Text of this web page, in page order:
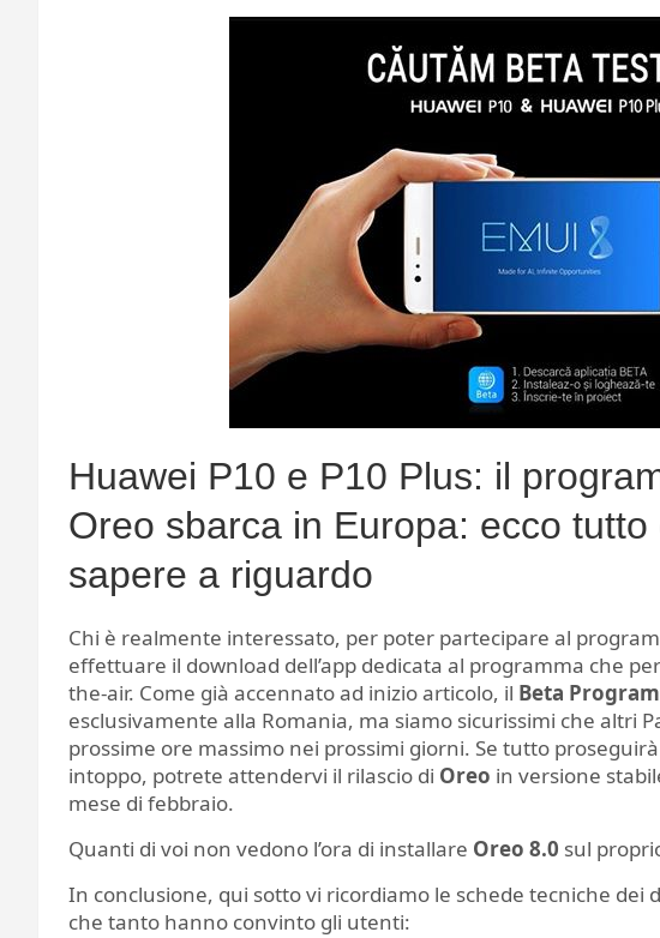
Huawei P10 e P10 Plus: il
Oreo sbarca in Europa: ecco tutto
sapere a riguardo
Chi è realmente interessato, per poter partecipare al
effettuare il download dell’app dedicata al programma che
the-air. Come già accennato ad inizio articolo, il Beta Program
esclusivamente alla Romania, ma siamo sicurissimi che altri
prossime ore massimo nei prossimi giorni. Se tutto
intoppo, potrete attendervi il rilascio di Oreo in versione
mese di febbraio.
Quanti di voi non vedono l’ora di installare Oreo 8.0 sul
In conclusione, qui sotto vi ricordiamo le schede tecniche dei
che tanto hanno convinto gli utenti: